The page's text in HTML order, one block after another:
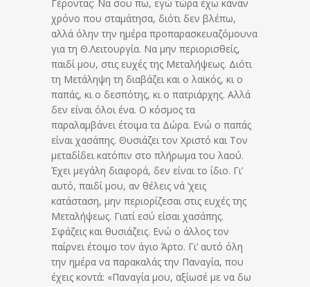
Γέροντας: Να σου πω, εγώ τώρα έχω κάναν
χρόνο που σταμάτησα, διότι δεν βλέπω,
αλλά όλην την ημέρα προπαρασκευαζόμουνα
για τη Θ.Λειτουργία. Να μην περιορισθείς,
παιδί μου, στις ευχές της Μεταλήψεως. Διότι
τη Μετάληψη τη διαβάζει και ο λαϊκός, κι ο
παπάς, κι ο δεσπότης, κι ο πατριάρχης. Αλλά
δεν είναι όλοι ένα. Ο κόσμος τα
παραλαμβάνει έτοιμα τα Δώρα. Ενώ ο παπάς
είναι χασάπης. Θυσιάζει τον Χριστό και Τον
μεταδίδει κατόπιν στο πλήρωμα του λαού.
Έχει μεγάλη διαφορά, δεν είναι το ίδιο. Γι’
αυτό, παιδί μου, αν θέλεις νά ‘χεις
κατάσταση, μην περιορίζεσαι στις ευχές της
Μεταλήψεως. Γιατί εσύ είσαι χασάπης.
Σφάζεις και θυσιάζεις. Ενώ ο άλλος τον
παίρνει έτοιμο τον άγιο Άρτο. Γι’ αυτό όλη
την ημέρα να παρακαλάς την Παναγία, που
έχεις κοντά: «Παναγία μου, αξίωσέ με να δω